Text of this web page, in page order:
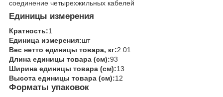
соединение четырехжильных кабелей
Единицы измерения
Кратность:1
Единица измерения:шт
Вес нетто единицы товара, кг:2.01
Длина единицы товара (см):93
Ширина единицы товара (см):13
Высота единицы товара (см):12
Форматы упаковок